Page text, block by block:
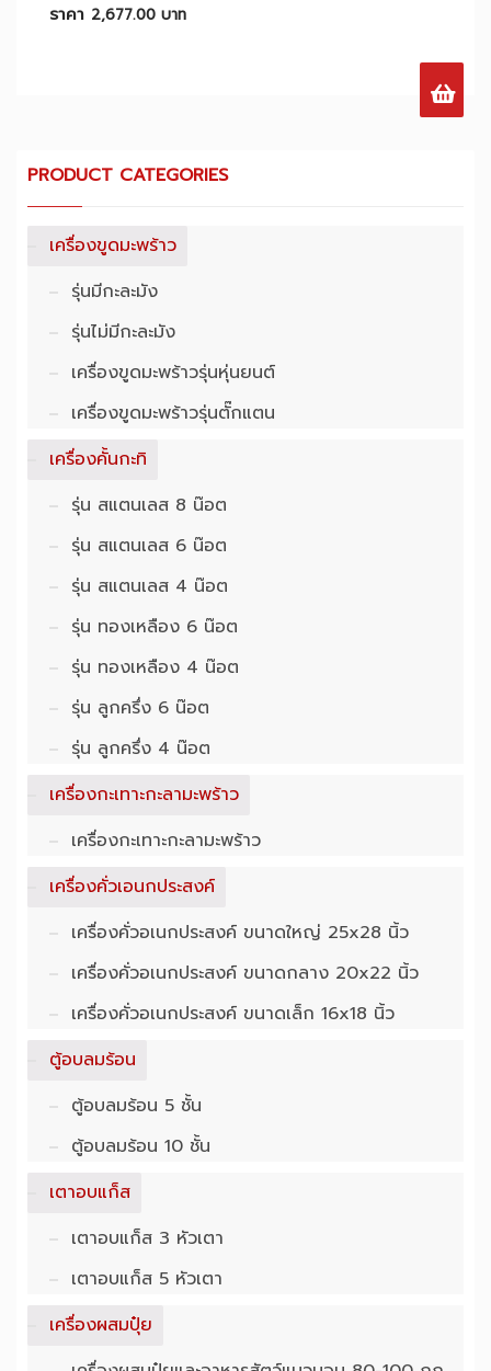
ราคา 2,677.00 บาท
PRODUCT CATEGORIES
เครื่องขูดมะพร้าว
รุ่นมีกะละมัง
รุ่นไม่มีกะละมัง
เครื่องขูดมะพร้าวรุ่นหุ่นยนต์
เครื่องขูดมะพร้าวรุ่นตั๊กแตน
เครื่องคั้นกะทิ
รุ่น สแตนเลส 8 น๊อต
รุ่น สแตนเลส 6 น๊อต
รุ่น สแตนเลส 4 น๊อต
รุ่น ทองเหลือง 6 น๊อต
รุ่น ทองเหลือง 4 น๊อต
รุ่น ลูกครึ่ง 6 น๊อต
รุ่น ลูกครึ่ง 4 น๊อต
เครื่องกะเทาะกะลามะพร้าว
เครื่องกะเทาะกะลามะพร้าว
เครื่องคั่วเอนกประสงค์
เครื่องคั่วอเนก​ประสงค์ ​ขนาด​ใหญ่ 25x28 นิ้ว
เครื่องคั่วอเนก​ประสงค์ ขนาดกลาง 20x22 นิ้ว
เครื่องคั่วอเนก​ประสงค์ ขนาดเล็ก 16x18 นิ้ว
ตู้อบลมร้อน
ตู้อบลมร้อน 5 ชั้น
ตู้อบลมร้อน 10 ชั้น
เตาอบแก็ส
เตาอบแก็ส 3 หัวเตา
เตาอบแก็ส 5 หัวเตา
เครื่องผสมปุ๋ย